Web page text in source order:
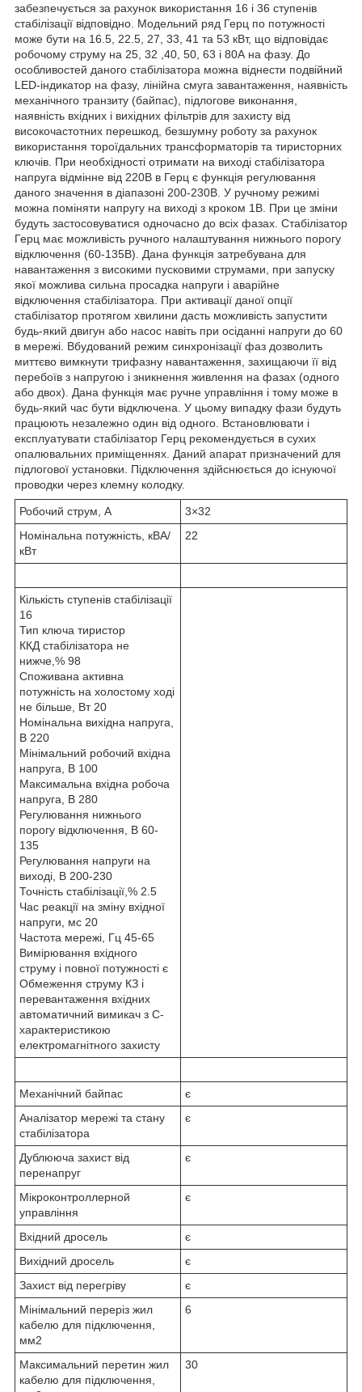
забезпечується за рахунок використання 16 і 36 ступенів
стабілізації відповідно. Модельний ряд Герц по потужності
може бути на 16.5, 22.5, 27, 33, 41 та 53 кВт, що відповідає
робочому струму на 25, 32 ,40, 50, 63 і 80А на фазу. До
особливостей даного стабілізатора можна віднести подвійний
LED-індикатор на фазу, лінійна смуга завантаження, наявність
механічного транзиту (байпас), підлогове виконання,
наявність вхідних і вихідних фільтрів для захисту від
високочастотних перешкод, безшумну роботу за рахунок
використання тороїдальних трансформаторів та тиристорних
ключів. При необхідності отримати на виході стабілізатора
напруга відмінне від 220В в Герц є функція регулювання
даного значення в діапазоні 200-230В. У ручному режимі
можна поміняти напругу на виході з кроком 1В. При це зміни
будуть застосовуватися одночасно до всіх фазах. Стабілізатор
Герц має можливість ручного налаштування нижнього порогу
відключення (60-135В). Дана функція затребувана для
навантаження з високими пусковими струмами, при запуску
якої можлива сильна просадка напруги і аварійне
відключення стабілізатора. При активації даної опції
стабілізатор протягом хвилини дасть можливість запустити
будь-який двигун або насос навіть при осіданні напруги до 60
в мережі. Вбудований режим синхронізації фаз дозволить
миттєво вимкнути трифазну навантаження, захищаючи її від
перебоїв з напругою і зникнення живлення на фазах (одного
або двох). Дана функція має ручне управління і тому може в
будь-який час бути відключена. У цьому випадку фази будуть
працюють незалежно один від одного. Встановлювати і
експлуатувати стабілізатор Герц рекомендується в сухих
опалювальних приміщеннях. Даний апарат призначений для
підлогової установки. Підключення здійснюється до існуючої
проводки через клемну колодку.
Робочий струм, А
3×32
Номінальна потужність, кВА/
кВт
22
Кількість ступенів стабілізації
16
Тип ключа тиристор
ККД стабілізатора не
нижче,% 98
Споживана активна
потужність на холостому ході
не більше, Вт 20
Номінальна вихідна напруга,
В 220
Мінімальний робочий вхідна
напруга, В 100
Максимальна вхідна робоча
напруга, В 280
Регулювання нижнього
порогу відключення, В 60-
135
Регулювання напруги на
виході, В 200-230
Точність стабілізації,% 2.5
Час реакції на зміну вхідної
напруги, мс 20
Частота мережі, Гц 45-65
Вимірювання вхідного
струму і повної потужності є
Обмеження струму КЗ і
перевантаження вхідних
автоматичний вимикач з С-
характеристикою
електромагнітного захисту
Механічний байпас
є
Аналізатор мережі та стану
стабілізатора
є
Дублююча захист від
перенапруг
є
Мікроконтроллерной
управління
є
Вхідний дросель
є
Вихідний дросель
є
Захист від перегріву
є
Мінімальний переріз жил
кабелю для підключення,
мм2
6
Максимальний перетин жил
кабелю для підключення,
30